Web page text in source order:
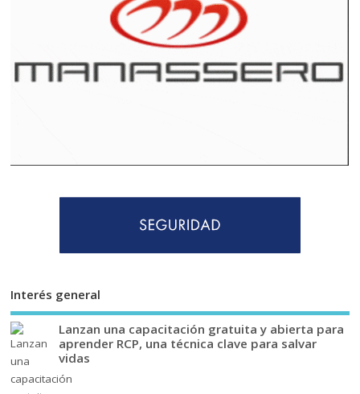
Interés general
Lanzan una capacitación gratuita y abierta para
aprender RCP, una técnica clave para salvar
vidas